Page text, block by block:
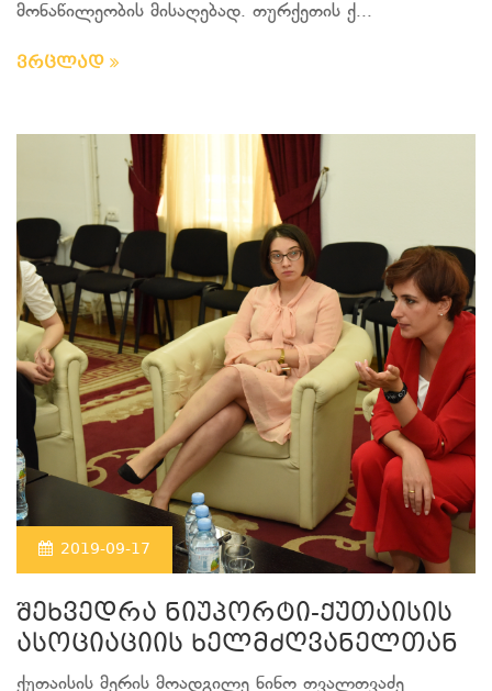
მონაწილეობის მისაღებად. თურქეთის ქ...
ვრცლად
2019-09-17
შეხვედრა ნიუპორტი-ქუთაისის
ასოციაციის ხელმძღვანელთან
ქუთაისის მერის მოადგილე ნინო თვალთვაძე